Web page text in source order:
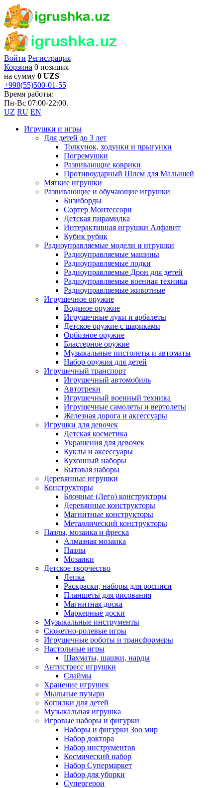
Войти Регистрация
Корзина 0 позиция
на сумму 0 UZS
+998(55)500-01-55
Время работы:
Пн-Вс 07:00-22:00.
UZ RU EN
Игрушки и игры
Для детей до 3 лет
Толкунок, ходунки и прыгунки
Погремушки
Развивающие коврики
Противоударный Шлем для Малышей
Мягкие игрушки
Развивающие и обучающие игрушки
Бизиборды
Сортер Монтессори
Детская пирамидка
Интерактивная игрушки Алфавит
Кубик рубик
Радиоуправляемые модели и игрушки
Радиоуправляемые машины
Радиоуправляемые лодки
Радиоуправляемые Дрон для детей
Радиоуправляемые военная техника
Радиоуправляемые животные
Игрушечное оружие
Водяное оружие
Игрушечные луки и арбалеты
Детское оружие с шариками
Орбизное оружие
Бластерное оружие
Музыкальные пистолеты и автоматы
Набор оружия для детей
Игрушечный транспорт
Игрушечный автомобиль
Aвтотреки
Игрушечный военный техника
Игрушечные самолеты и вертолеты
Железная дорога и аксессуары
Игрушки для девочек
Детская косметика
Украшения для девочек
Куклы и аксессуары
Кухонный наборы
Бытовая наборы
Деревянные игрушки
Конструкторы
Блочные (Лего) конструкторы
Деревянные конструкторы
Магнитные конструкторы
Металлический конструкторы
Пазлы, мозаика и фреска
Алмазная мозаика
Пазлы
Мозаики
Детское творчество
Лепка
Раскраски, наборы для росписи
Планшеты для рисования
Магнитная доска
Маркерные доски
Музыкальные инструменты
Сюжетно-ролевые игры
Игрушечные роботы и трансформеры
Настольные игры
Шахматы, шашки, нарды
Антистресс игрушки
Слаймы
Хранение игрушек
Мыльные пузыри
Копилки для детей
Музыкальная игрушка
Игровые наборы и фигурки
Наборы и фигурки Зоо мир
Набор доктора
Набор инструментов
Космический набор
Hабор Супермаркет
Набор для уборки
Супергерои